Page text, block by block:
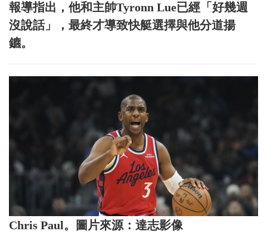
報導指出，他和主帥Tyronn Lue已經「好幾週
沒說話」，最終才導致快艇選擇與他分道揚
鑣。
Chris Paul。圖片來源：達志影像